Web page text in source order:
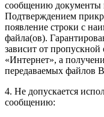
сообщению документы
Подтверждением
появление строки с
файла(ов).
зависит от
«Интернет», а
передаваемых файлов
4. Не допускается
сообщению: